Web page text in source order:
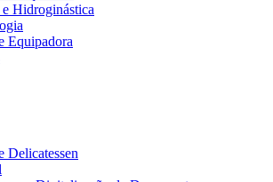
Hidroginástica
Equipadora
Delicatessen